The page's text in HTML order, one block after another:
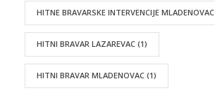
HITNE BRAVARSKE INTERVENCIJE MLADENOVAC
HITNI BRAVAR LAZAREVAC (1)
HITNI BRAVAR MLADENOVAC (1)